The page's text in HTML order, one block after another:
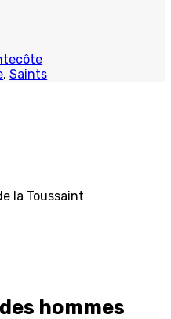
,Saints
la Toussaint
hommes